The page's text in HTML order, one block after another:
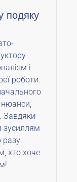
подяку
і
роботи.
нюанси,
Завдяки
зусиллям
разу.
хто хоче